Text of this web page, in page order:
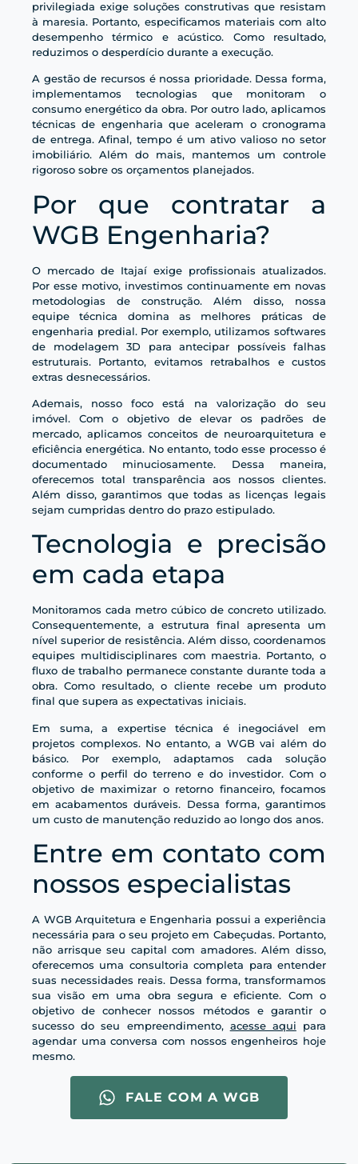
privilegiada exige soluções construtivas que resistam
à maresia. Portanto, especificamos materiais com alto
desempenho térmico e acústico. Como resultado,
reduzimos o desperdício durante a execução.
A gestão de recursos é nossa prioridade. Dessa forma,
implementamos tecnologias que monitoram o
consumo energético da obra. Por outro lado, aplicamos
técnicas de engenharia que aceleram o cronograma
de entrega. Afinal, tempo é um ativo valioso no setor
imobiliário. Além do mais, mantemos um controle
rigoroso sobre os orçamentos planejados.
Por que contratar a
WGB Engenharia?
O mercado de Itajaí exige profissionais atualizados.
Por esse motivo, investimos continuamente em novas
metodologias de construção. Além disso, nossa
equipe técnica domina as melhores práticas de
engenharia predial. Por exemplo, utilizamos softwares
de modelagem 3D para antecipar possíveis falhas
estruturais. Portanto, evitamos retrabalhos e custos
extras desnecessários.
Ademais, nosso foco está na valorização do seu
imóvel. Com o objetivo de elevar os padrões de
mercado, aplicamos conceitos de neuroarquitetura e
eficiência energética. No entanto, todo esse processo é
documentado minuciosamente. Dessa maneira,
oferecemos total transparência aos nossos clientes.
Além disso, garantimos que todas as licenças legais
sejam cumpridas dentro do prazo estipulado.
Tecnologia e precisão
em cada etapa
Monitoramos cada metro cúbico de concreto utilizado.
Consequentemente, a estrutura final apresenta um
nível superior de resistência. Além disso, coordenamos
equipes multidisciplinares com maestria. Portanto, o
fluxo de trabalho permanece constante durante toda a
obra. Como resultado, o cliente recebe um produto
final que supera as expectativas iniciais.
Em suma, a expertise técnica é inegociável em
projetos complexos. No entanto, a WGB vai além do
básico. Por exemplo, adaptamos cada solução
conforme o perfil do terreno e do investidor. Com o
objetivo de maximizar o retorno financeiro, focamos
em acabamentos duráveis. Dessa forma, garantimos
um custo de manutenção reduzido ao longo dos anos.
Entre em contato com
nossos especialistas
A WGB Arquitetura e Engenharia possui a experiência
necessária para o seu projeto em Cabeçudas. Portanto,
não arrisque seu capital com amadores. Além disso,
oferecemos uma consultoria completa para entender
suas necessidades reais. Dessa forma, transformamos
sua visão em uma obra segura e eficiente. Com o
objetivo de conhecer nossos métodos e garantir o
sucesso do seu empreendimento, acesse aqui para
agendar uma conversa com nossos engenheiros hoje
mesmo.
FALE COM A WGB